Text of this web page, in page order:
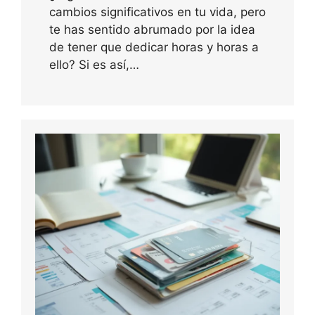
cambios significativos en tu vida, pero
te has sentido abrumado por la idea
de tener que dedicar horas y horas a
ello? Si es así,…